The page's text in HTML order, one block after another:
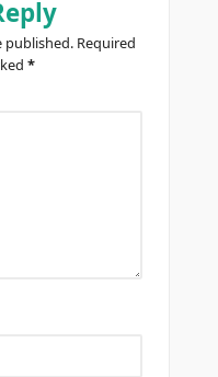
published. Required
*